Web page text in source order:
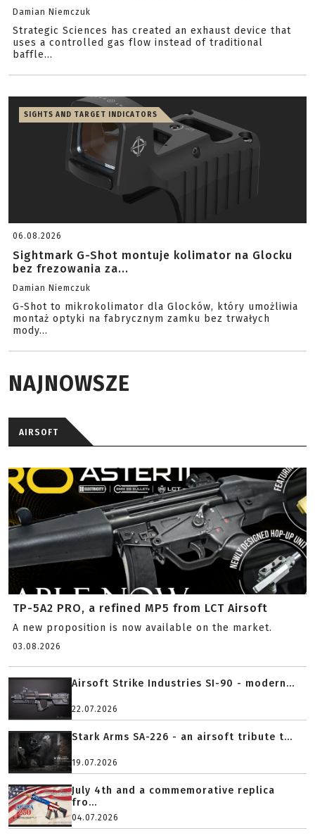
Damian Niemczuk
Strategic Sciences has created an exhaust device that
uses a controlled gas flow instead of traditional
baffle...
SIGHTS AND TARGET INDICATORS
06.08.2026
Sightmark G-Shot montuje kolimator na Glocku
bez frezowania za...
Damian Niemczuk
G-Shot to mikrokolimator dla Glocków, który umożliwia
montaż optyki na fabrycznym zamku bez trwałych
mody...
NAJNOWSZE
AIRSOFT
TP-5A2 PRO, a refined MP5 from LCT Airsoft
A new proposition is now available on the market.
03.08.2026
Airsoft Strike Industries SI-90 - modern...
22.07.2026
Stark Arms SA-226 - an airsoft tribute t...
19.07.2026
July 4th and a commemorative replica
fro...
04.07.2026